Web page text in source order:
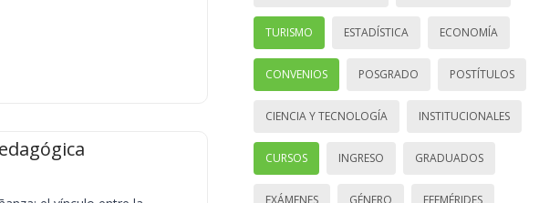
TURISMO ESTADÍSTICA ECONOMÍA
CONVENIOS POSGRADO POSTÍTULOS
CIENCIA Y TECNOLOGÍA INSTITUCIONALES
CURSOS INGRESO GRADUADOS